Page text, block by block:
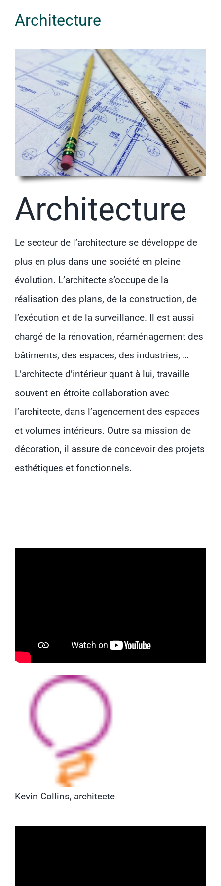
Architecture
Architecture
Le secteur de l’architecture se développe de
plus en plus dans une société en pleine
évolution. L’architecte s’occupe de la
réalisation des plans, de la construction, de
l’exécution et de la surveillance. Il est aussi
chargé de la rénovation, réaménagement des
bâtiments, des espaces, des industries, …
L’architecte d’intérieur quant à lui, travaille
souvent en étroite collaboration avec
l’architecte, dans l’agencement des espaces
et volumes intérieurs. Outre sa mission de
décoration, il assure de concevoir des projets
esthétiques et fonctionnels.
Kevin Collins, architecte